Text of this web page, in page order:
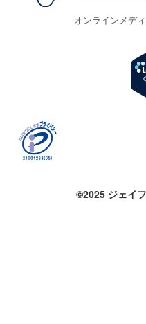
オンラインメデ
©2025 ジェイ